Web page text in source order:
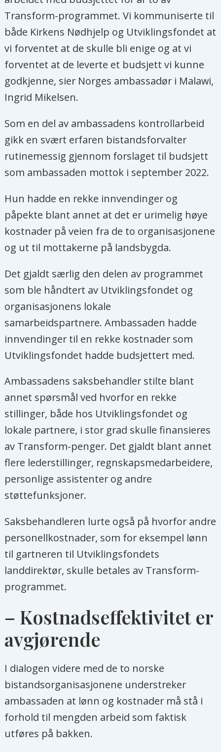
Transform-programmet. Vi kommuniserte til
både Kirkens Nødhjelp og Utviklingsfondet at
vi forventet at de skulle bli enige og at vi
forventet at de leverte et budsjett vi kunne
godkjenne, sier Norges ambassadør i Malawi,
Ingrid Mikelsen.
Som en del av ambassadens kontrollarbeid
gikk en svært erfaren bistandsforvalter
rutinemessig gjennom forslaget til budsjett
som ambassaden mottok i september 2022.
Hun hadde en rekke innvendinger og
påpekte blant annet at det er urimelig høye
kostnader på veien fra de to organisasjonene
og ut til mottakerne på landsbygda.
Det gjaldt særlig den delen av programmet
som ble håndtert av Utviklingsfondet og
organisasjonens lokale
samarbeidspartnere. Ambassaden hadde
innvendinger til en rekke kostnader som
Utviklingsfondet hadde budsjettert med.
Ambassadens saksbehandler stilte blant
annet spørsmål ved hvorfor en rekke
stillinger, både hos Utviklingsfondet og
lokale partnere, i stor grad skulle finansieres
av Transform-penger. Det gjaldt blant annet
flere lederstillinger, regnskapsmedarbeidere,
personlige assistenter og andre
støttefunksjoner.
Saksbehandleren lurte også på hvorfor andre
personellkostnader, som for eksempel lønn
til gartneren til Utviklingsfondets
landdirektør, skulle betales av Transform-
programmet.
– Kostnadseffektivitet er
avgjørende
I dialogen videre med de to norske
bistandsorganisasjonene understreker
ambassaden at lønn og kostnader må stå i
forhold til mengden arbeid som faktisk
utføres på bakken.